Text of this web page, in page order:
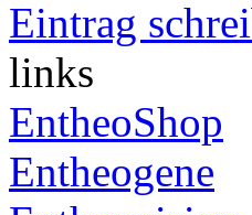
Eintrag
links
EntheoShop
Entheogene